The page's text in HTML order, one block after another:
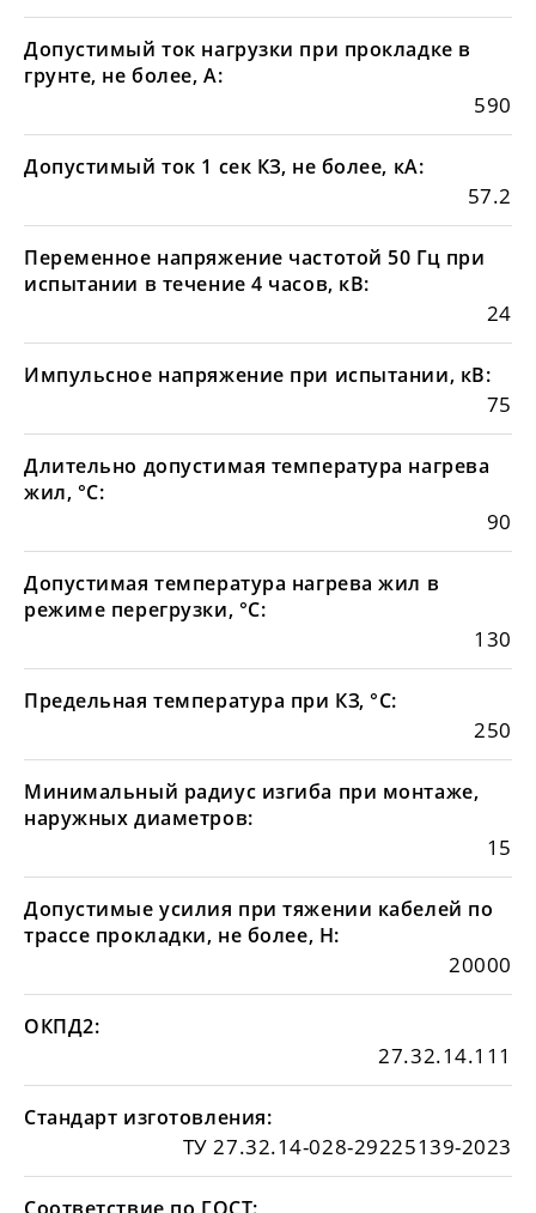
Допустимый ток нагрузки при прокладке в
грунте, не более, А:
590
Допустимый ток 1 сек КЗ, не более, кА:
57.2
Переменное напряжение частотой 50 Гц при
испытании в течение 4 часов, кВ:
24
Импульсное напряжение при испытании, кВ:
75
Длительно допустимая температура нагрева
жил, °С:
90
Допустимая температура нагрева жил в
режиме перегрузки, °С:
130
Предельная температура при КЗ, °С:
250
Минимальный радиус изгиба при монтаже,
наружных диаметров:
15
Допустимые усилия при тяжении кабелей по
трассе прокладки, не более, Н:
20000
ОКПД2:
27.32.14.111
Стандарт изготовления:
ТУ 27.32.14-028-29225139-2023